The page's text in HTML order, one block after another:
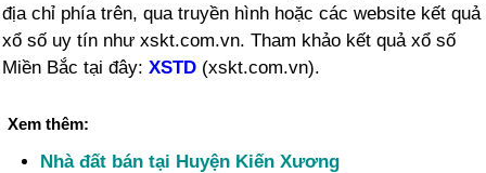
địa chỉ phía trên, qua truyền hình hoặc các website kết quả
xổ số uy tín như xskt.com.vn. Tham khảo kết quả xổ số
Miền Bắc tại đây:XSTD (xskt.com.vn).
Xem thêm:
Nhà đất bán tại Huyện Kiến Xương